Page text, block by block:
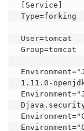
[Service]
Type=forking
User=tomcat
Group=tomcat
1.11.0-